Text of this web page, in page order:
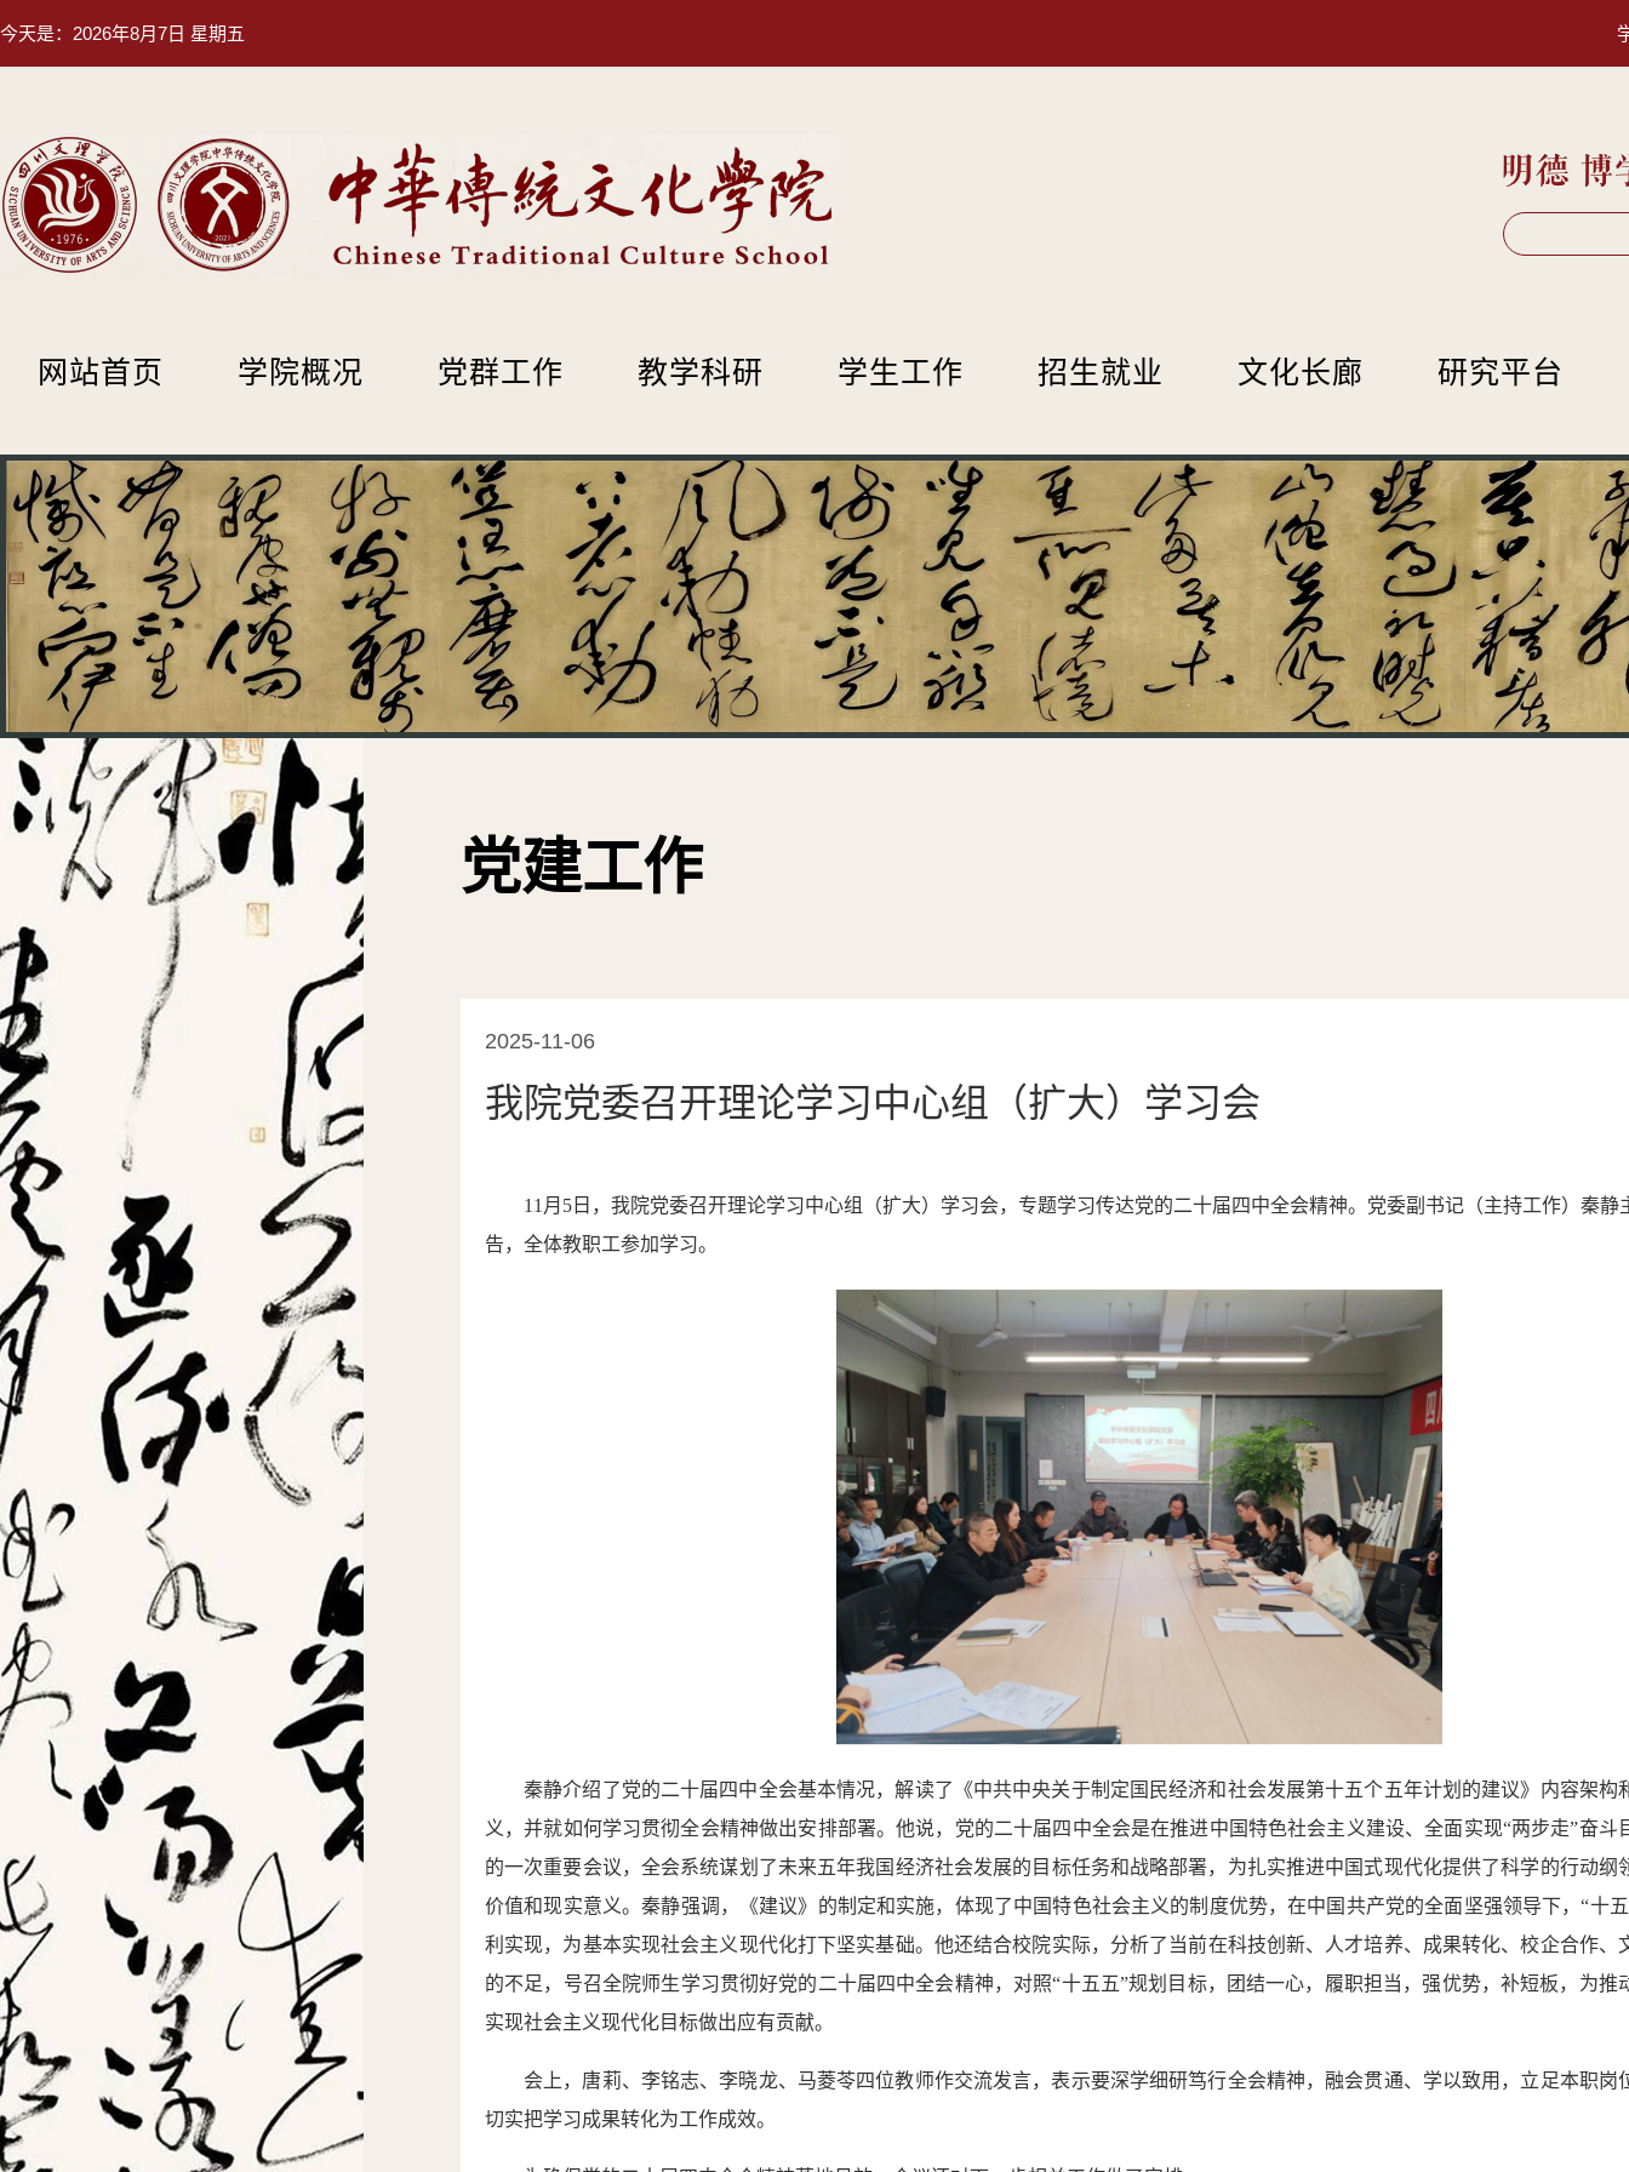
今天是： 2026年8月7日 星期五
网站首页 学院概况 党群工作 教学科研 学生工作 招生就业 文化长廊 研究平台
党建工作
2025-11-06
我院党委召开理论学习中心组（扩大）学习会
11月5日， 我院党委召开理论学习中心组（扩大）学习会，专题学习传达党的二十届四中全会精神。 党委副书记（主持工作）秦静
告，全体教职工参加学习。
秦静介绍了党的二十届四中全会基本情况，解读了《中共中央关于制定国民经济和社会发展第十五个五年计划的建议》 内容架构
义，并就如何学习贯彻全会精神做出安排部署。他说， 党的二十届四中全会是在推进中国特色社会主义建设、全面实现“两步走”奋斗
的一次重要会议，全会系统谋划了未来五年我国经济社会发展的目标任务和战略部署，为扎实推进中国式现代化提供了科学的行动纲
价值和现实意义。秦静强调， 《建议》的制定和实施，体现了中国特色社会主义的制度优势，在中国共产党的全面坚强领导下，“十
利实现，为基本实现社会主义现代化打下坚实基础。他还结合校院实际，分析了当前在科技创新、人才培养、成果转化、校企合作、
的不足 ， 号召全院师生学习贯彻好党的二十届四中全会精神，对照“十五五”规划目标， 团结一心，履职担当 ，强优势，补短板， 为推
实现社会主义现代化目标做出应有贡献。
会上，唐莉、李铭志、李晓龙、马菱苓四位教师作交流发言，表示要深学细研笃行全会精神，融会贯通、学以致用，立足本职岗
切实把学习成果转化为工作成效。